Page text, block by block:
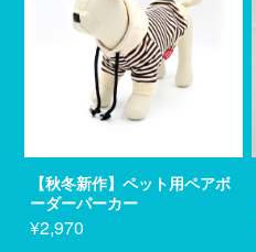
【秋冬新作】ペット用ペアボ
ーダーパーカー
¥2,970